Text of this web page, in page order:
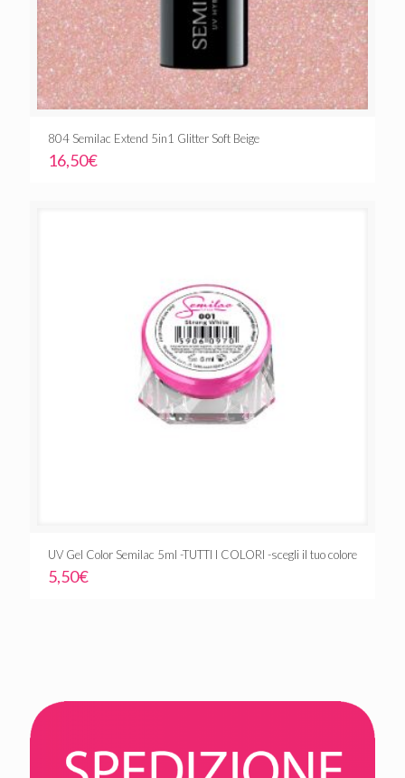
804 Semilac Extend 5in1 Glitter Soft Beige
16,50€
UV Gel Color Semilac 5ml -TUTTI I COLORI -scegli il tuo colore
5,50€